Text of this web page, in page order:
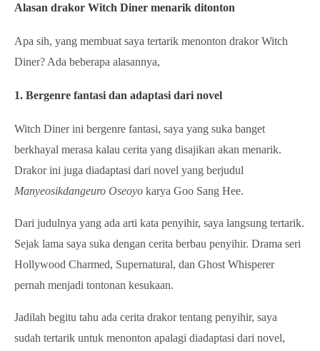
Alasan drakor Witch Diner menarik ditonton
Apa sih, yang membuat saya tertarik menonton drakor Witch
Diner? Ada beberapa alasannya,
1. Bergenre fantasi dan adaptasi dari novel
Witch Diner ini bergenre fantasi, saya yang suka banget
berkhayal merasa kalau cerita yang disajikan akan menarik.
Drakor ini juga diadaptasi dari novel yang berjudul
Manyeosikdangeuro Oseoyo karya Goo Sang Hee.
Dari judulnya yang ada arti kata penyihir, saya langsung tertarik.
Sejak lama saya suka dengan cerita berbau penyihir. Drama seri
Hollywood Charmed, Supernatural, dan Ghost Whisperer
pernah menjadi tontonan kesukaan.
Jadilah begitu tahu ada cerita drakor tentang penyihir, saya
sudah tertarik untuk menonton apalagi diadaptasi dari novel,